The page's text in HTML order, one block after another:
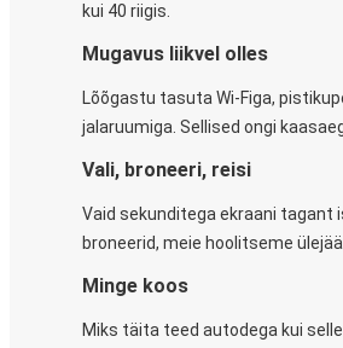
kui 40 riigis.
Mugavus liikvel olles
Lõõgastu tasuta Wi-Figa,
jalaruumiga. Sellised ongi
Vali, broneeri, reisi
Vaid sekunditega ekraani tagant
broneerid, meie hoolitseme
Minge koos
Miks täita teed autodega kui